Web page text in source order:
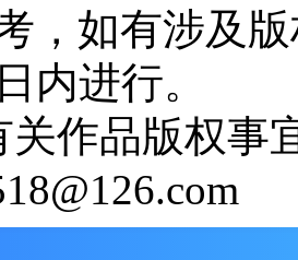
，如有涉及
内进行。
关作品版权事